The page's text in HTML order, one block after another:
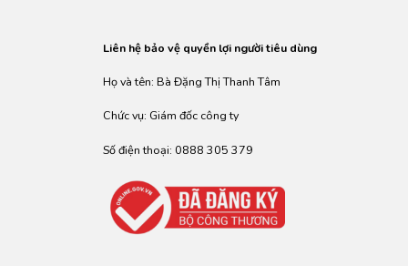
Liên hệ bảo vệ quyền lợi người tiêu dùng
Họ và tên: Bà Đặng Thị Thanh Tâm
Chức vụ: Giám đốc công ty
Số điện thoại: 0888 305 379